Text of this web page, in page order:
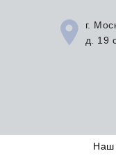
г.
д. 19
©
Наш